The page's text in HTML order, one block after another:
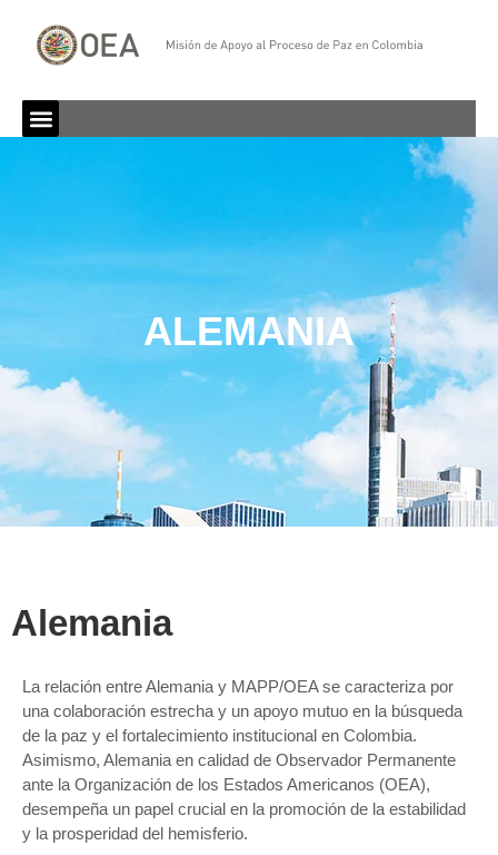
ALEMANIA
Alemania
La relación entre Alemania y MAPP/OEA se caracteriza por
una colaboración estrecha y un apoyo mutuo en la búsqueda
de la paz y el fortalecimiento institucional en Colombia.
Asimismo, Alemania en calidad de Observador Permanente
ante la Organización de los Estados Americanos (OEA),
desempeña un papel crucial en la promoción de la estabilidad
y la prosperidad del hemisferio.